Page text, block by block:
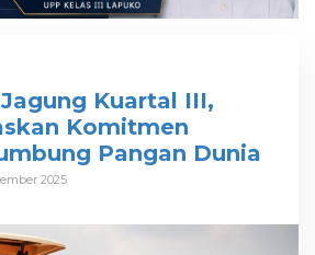
Kuartal III,
Komitmen
Pangan Dunia
2025